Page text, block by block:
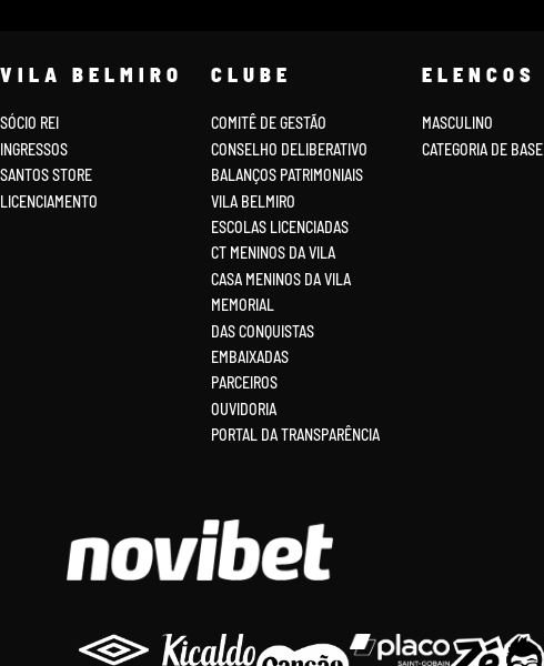
VILA BELMIRO
SÓCIO REI
INGRESSOS
SANTOS STORE
LICENCIAMENTO
CLUBE
COMITÊ DE GESTÃO
CONSELHO DELIBERATIVO
BALANÇOS PATRIMONIAIS
VILA BELMIRO
ESCOLAS LICENCIADAS
CT MENINOS DA VILA
CASA MENINOS DA VILA
MEMORIAL
DAS CONQUISTAS
EMBAIXADAS
PARCEIROS
OUVIDORIA
PORTAL DA TRANSPARÊNCIA
ELENCOS
MASCULINO
CATEGORIA DE BASE